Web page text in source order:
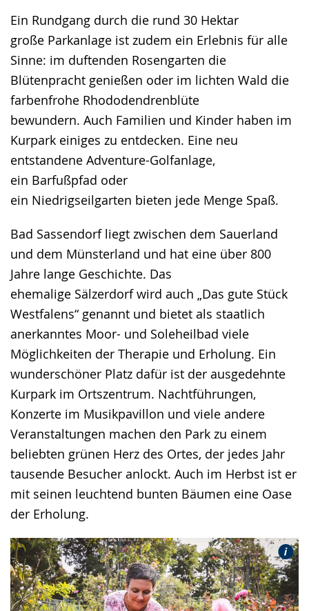
Ein Rundgang durch die rund 30 Hektar
große Parkanlage ist zudem ein Erlebnis für alle
Sinne: im duftenden Rosengarten die
Blütenpracht genießen oder im lichten Wald die
farbenfrohe Rhododendrenblüte
bewundern. Auch Familien und Kinder haben im
Kurpark einiges zu entdecken. Eine neu
entstandene Adventure-Golfanlage,
ein Barfußpfad oder
ein Niedrigseilgarten bieten jede Menge Spaß.
Bad Sassendorf liegt zwischen dem Sauerland
und dem Münsterland und hat eine über 800
Jahre lange Geschichte. Das
ehemalige Sälzerdorf wird auch „Das gute Stück
Westfalens“ genannt und bietet als staatlich
anerkanntes Moor- und Soleheilbad viele
Möglichkeiten der Therapie und Erholung. Ein
wunderschöner Platz dafür ist der ausgedehnte
Kurpark im Ortszentrum. Nachtführungen,
Konzerte im Musikpavillon und viele andere
Veranstaltungen machen den Park zu einem
beliebten grünen Herz des Ortes, der jedes Jahr
tausende Besucher anlockt. Auch im Herbst ist er
mit seinen leuchtend bunten Bäumen eine Oase
der Erholung.